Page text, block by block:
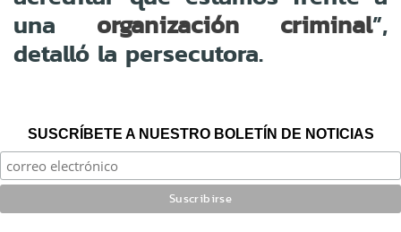
una organización criminal”,
detalló la persecutora.
SUSCRÍBETE A NUESTRO BOLETÍN DE NOTICIAS